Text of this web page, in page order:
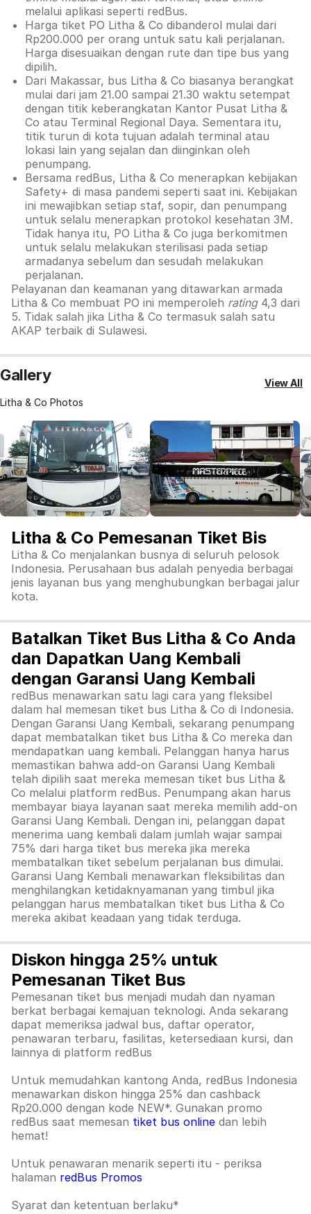
melalui aplikasi seperti redBus.
Harga tiket PO Litha & Co dibanderol mulai dari
Rp200.000 per orang untuk satu kali perjalanan.
Harga disesuaikan dengan rute dan tipe bus yang
dipilih.
Dari Makassar, bus Litha & Co biasanya berangkat
mulai dari jam 21.00 sampai 21.30 waktu setempat
dengan titik keberangkatan Kantor Pusat Litha &
Co atau Terminal Regional Daya. Sementara itu,
titik turun di kota tujuan adalah terminal atau
lokasi lain yang sejalan dan diinginkan oleh
penumpang.
Bersama redBus, Litha & Co menerapkan kebijakan
Safety+ di masa pandemi seperti saat ini. Kebijakan
ini mewajibkan setiap staf, sopir, dan penumpang
untuk selalu menerapkan protokol kesehatan 3M.
Tidak hanya itu, PO Litha & Co juga berkomitmen
untuk selalu melakukan sterilisasi pada setiap
armadanya sebelum dan sesudah melakukan
perjalanan.
Pelayanan dan keamanan yang ditawarkan armada
Litha & Co membuat PO ini memperoleh rating4,3 dari
5. Tidak salah jika Litha & Co termasuk salah satu
AKAP terbaik di Sulawesi.
Gallery
Litha & Co Photos
View All
Litha & Co Pemesanan Tiket Bis
Litha & Co menjalankan busnya di seluruh pelosok
Indonesia. Perusahaan bus adalah penyedia berbagai
jenis layanan bus yang menghubungkan berbagai jalur
kota.
Batalkan Tiket Bus Litha & Co Anda
dan Dapatkan Uang Kembali
dengan Garansi Uang Kembali
redBus menawarkan satu lagi cara yang fleksibel
dalam hal memesan tiket bus Litha & Co di Indonesia.
Dengan Garansi Uang Kembali, sekarang penumpang
dapat membatalkan tiket bus Litha & Co mereka dan
mendapatkan uang kembali. Pelanggan hanya harus
memastikan bahwa add-on Garansi Uang Kembali
telah dipilih saat mereka memesan tiket bus Litha &
Co melalui platform redBus. Penumpang akan harus
membayar biaya layanan saat mereka memilih add-on
Garansi Uang Kembali. Dengan ini, pelanggan dapat
menerima uang kembali dalam jumlah wajar sampai
75% dari harga tiket bus mereka jika mereka
membatalkan tiket sebelum perjalanan bus dimulai.
Garansi Uang Kembali menawarkan fleksibilitas dan
menghilangkan ketidaknyamanan yang timbul jika
pelanggan harus membatalkan tiket bus Litha & Co
mereka akibat keadaan yang tidak terduga.
Diskon hingga 25% untuk
Pemesanan Tiket Bus
Pemesanan tiket bus menjadi mudah dan nyaman
berkat berbagai kemajuan teknologi. Anda sekarang
dapat memeriksa jadwal bus, daftar operator,
penawaran terbaru, fasilitas, ketersediaan kursi, dan
lainnya di platform redBus
Untuk memudahkan kantong Anda, redBus Indonesia
menawarkan diskon hingga 25% dan cashback
Rp20.000 dengan kode NEW*. Gunakan promo
redBus saat memesan tiket bus online dan lebih
hemat!
Untuk penawaran menarik seperti itu - periksa
halaman redBus Promos
Syarat dan ketentuan berlaku*